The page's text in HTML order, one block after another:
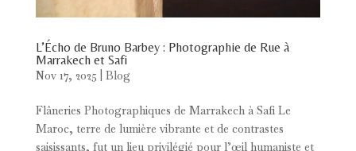
L’Écho de Bruno Barbey : Photographie de Rue à
Marrakech et Safi
Nov 17, 2025 Blog
Flâneries Photographiques de Marrakech à Safi Le
Maroc, terre de lumière vibrante et de contrastes
saisissants, fut un lieu privilégié pour l’œil humaniste et